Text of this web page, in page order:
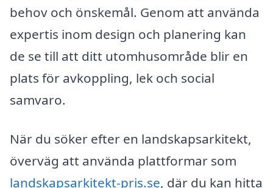
behov och önskemål. Genom att använda
expertis inom design och planering kan
de se till att ditt utomhusområde blir en
plats för avkoppling, lek och social
samvaro.
När du söker efter en landskapsarkitekt,
överväg att använda plattformar som
landskapsarkitekt-pris.se, där du kan hitta